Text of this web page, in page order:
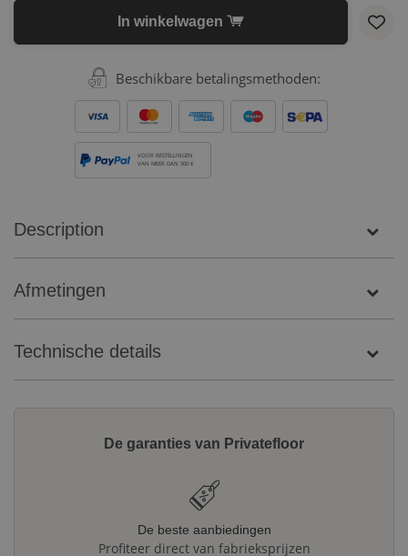
In winkelwagen
Beschikbare betalingsmethoden:
VOOR BESTELLINGEN
VAN MEER DAN 500 €
Description
Afmetingen
Technische details
De garanties van Privatefloor
De beste aanbiedingen
Profiteer direct van fabrieksprijzen